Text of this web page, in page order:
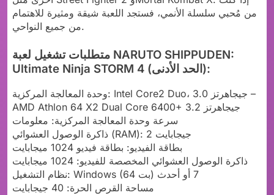
من مُحبي سلسلة الأنمي، فستجد اللعبة شيقة ومثيرة للاهتمام
من جميع النواحي.
متطلبات تشغيل لعبة NARUTO SHIPPUDEN:
Ultimate Ninja STORM 4 (الحد الأدنى):
وحدة المعالجة المركزية: Intel Core2 Duo، 3.0 جيجاهرتز –
AMD Athlon 64 X2 Dual Core 6400+ 3.2 جيجاهرتز
سرعة وحدة المعالجة المركزية: معلومات
ذاكرة الوصول العشوائي (RAM): 2 جيجابايت
بطاقة الفيديو: بطاقة فيديو 1024 ميجابايت
ذاكرة الوصول العشوائي المخصصة للفيديو: 1024 ميجابايت
نظام التشغيل: Windows (64 بت) 7 أو أحدث
مساحة القرص الحرة: 40 جيجابايت